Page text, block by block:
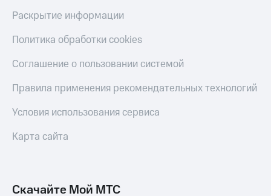
Раскрытие информации
Политика обработки cookies
Соглашение о пользовании системой
Правила применения рекомендательных технологий
Условия использования сервиса
Карта сайта
Скачайте Мой МТС